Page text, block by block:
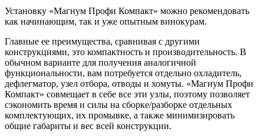
Установку «Магнум Профи Компакт» можно рекомендовать
как начинающим, так и уже опытным винокурам.
Главные ее преимущества, сравнивая с другими
конструкциями, это компактность и производительность. В
обычном варианте для получения аналогичной
функциональности, вам потребуется отдельно охладитель,
дефлегматор, узел отбора, отводы и хомуты. «Магнум Профи
Компакт» совмещает в себе все эти узлы, поэтому позволяет
сэкономить время и силы на сборке/разборке отдельных
комплектующих, их промывке, а также минимизировать
общие габариты и вес всей конструкции.